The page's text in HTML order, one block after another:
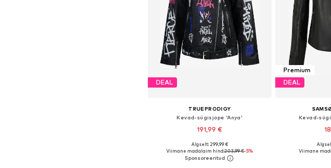
DEAL
TRUEPRODIGY
Kevad-sügisjope 'Anya'
191,99 €
Saadaolevad suurused: XS, S, M, L, XL
Lisa ostukorvi
Algselt: 299,99 €
Viimane madalaim hind:203,99 €-5%
Premium
DEAL
Kevad-
Saadaolevad
Viimane